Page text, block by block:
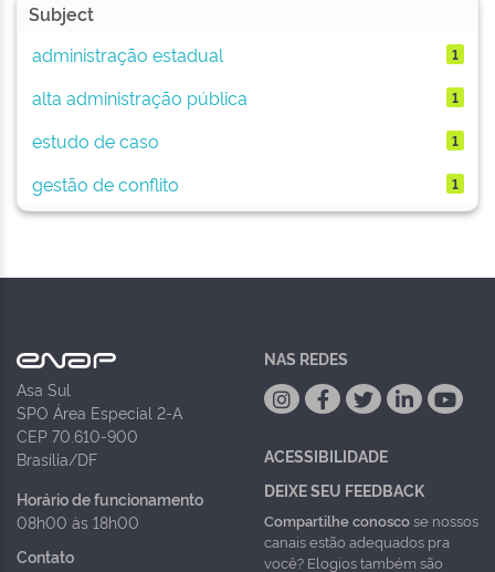
Subject
administração estadual
1
alta administração pública 1
estudo de caso 1
gestão de conflito 1
Asa Sul
SPO Área Especial 2-A
CEP 70.610-900
Brasília/DF
Horário de funcionamento
08h00 às 18h00
Contato
NAS REDES
ACESSIBILIDADE
DEIXE SEU FEEDBACK
Compartilhe conoscose nossos
canais estão adequados pra
você? Elogios também são